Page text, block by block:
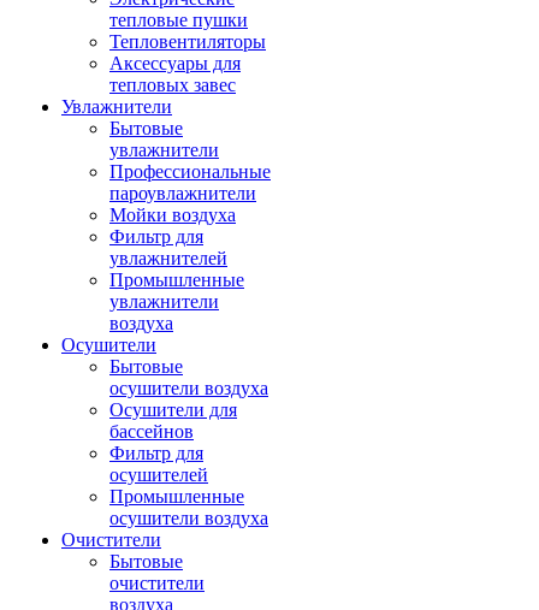
тепловые пушки
Тепловентиляторы
Аксессуары для
тепловых завес
Увлажнители
Бытовые
увлажнители
Профессиональные
пароувлажнители
Мойки воздуха
Фильтр для
увлажнителей
Промышленные
увлажнители
воздуха
Осушители
Бытовые
осушители воздуха
Осушители для
бассейнов
Фильтр для
осушителей
Промышленные
осушители воздуха
Очистители
Бытовые
очистители
воздуха